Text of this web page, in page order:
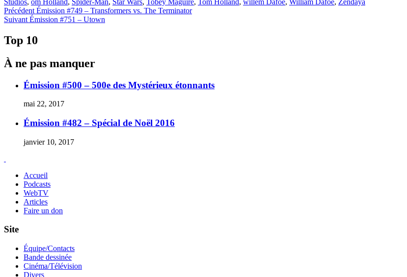
Navigation
de
l'article
Précédent Article
précédent :
Émission #749 – Transformers vs. The Terminator
Suivant Article
Émission #751 – Utown
Top 10
À ne pas manquer
Émission #500 – 500e des Mystérieux étonnants
mai 22, 2017
Émission #482 – Spécial de Noël 2016
janvier 10, 2017
Accueil
Podcasts
WebTV
Articles
Faire un don
Site
Équipe/Contacts
Bande dessinée
Cinéma/Télévision
Divers